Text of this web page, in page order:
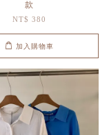
款
NT$ 380
加入購物車